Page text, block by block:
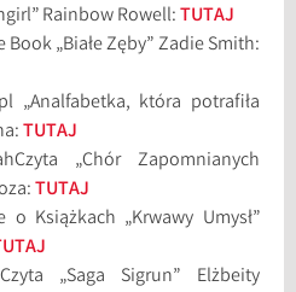
Rainbow Rowell:TUTAJ
Book „Białe Zęby” Zadie Smith:
„Analfabetka, która potrafiła
TUTAJ
„Chór Zapomnianych
TUTAJ
Książkach „Krwawy Umysł”
„Saga Sigrun” Elżbeity